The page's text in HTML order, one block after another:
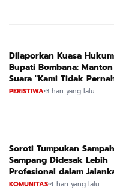
Dilaporkan Kuasa Hukum
Bupati Bombana:
Suara "Kami Tidak
Menutup Ruang Hak
PERISTIWA•3 hari yang lalu
Soroti Tumpukan
Sampang Didesak Lebih
Profesional dalam
Tugas
KOMUNITAS•4 hari yang lalu